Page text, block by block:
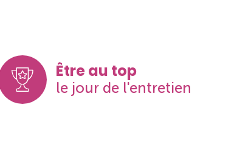
Être au top
le jour de l'entretien